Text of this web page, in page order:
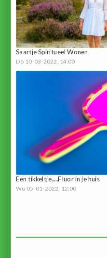
Saartje Spiritueel Wonen
Do 10-03-2022, 14:00
Een tikkeltje.....Fluor in je huis
Wo 05-01-2022, 12:00